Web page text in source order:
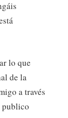
lo que
de la
a través
publico